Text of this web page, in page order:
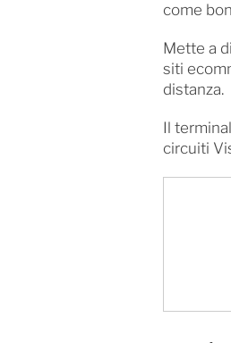
come
Mette a
siti
distanza.
Il
circuiti